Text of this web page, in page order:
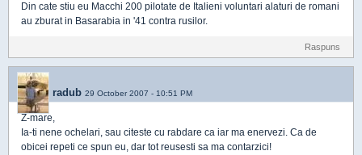
Din cate stiu eu Macchi 200 pilotate de Italieni voluntari alaturi de romani
au zburat in Basarabia in '41 contra rusilor.
Raspuns
radub 29 October 2007 - 10:51 PM
Z-mare,
Ia-ti nene ochelari, sau citeste cu rabdare ca iar ma enervezi. Ca de
obicei repeti ce spun eu, dar tot reusesti sa ma contarzici!